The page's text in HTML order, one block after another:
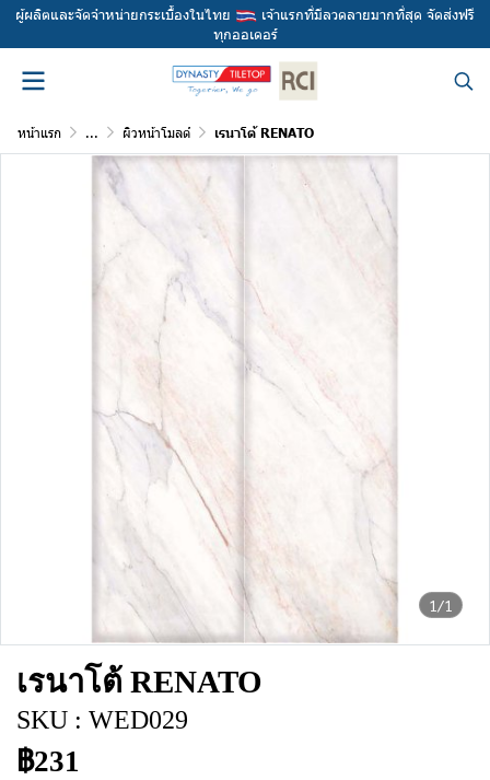
ผู้ผลิตและจัดจำหน่ายกระเบื้องในไทย
เจ้าแรกที่มีลวดลายมากที่สุด จัดส่งฟรี
ทุกออเดอร์
หน้าแรก ... ผิวหน้าโมลด์ เรนาโต้ RENATO
1/1
เรนาโต้ RENATO
SKU : WED029
฿231